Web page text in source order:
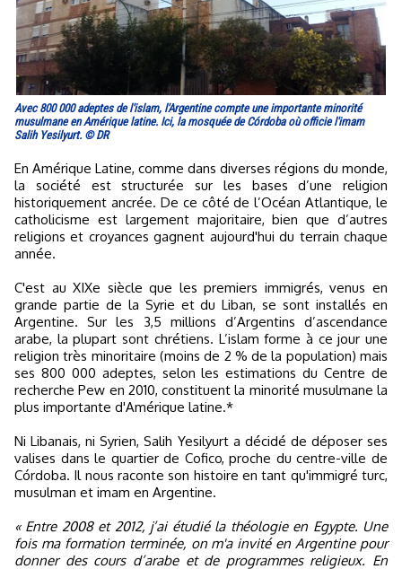
Avec 800 000 adeptes de l'islam, l'Argentine compte une importante minorité
musulmane en Amérique latine. Ici, la mosquée de Córdoba où officie l'imam
Salih Yesilyurt. © DR
En Amérique Latine, comme dans diverses régions du monde,
la société est structurée sur les bases d’une religion
historiquement ancrée. De ce côté de l’Océan Atlantique, le
catholicisme est largement majoritaire, bien que d’autres
religions et croyances gagnent aujourd'hui du terrain chaque
année.
C'est au XIXe siècle que les premiers immigrés, venus en
grande partie de la Syrie et du Liban, se sont installés en
Argentine. Sur les 3,5 millions d’Argentins d’ascendance
arabe, la plupart sont chrétiens. L’islam forme à ce jour une
religion très minoritaire (moins de 2 % de la population) mais
ses 800 000 adeptes, selon les estimations du Centre de
recherche Pew en 2010, constituent la minorité musulmane la
plus importante d'Amérique latine.*
Ni Libanais, ni Syrien, Salih Yesilyurt a décidé de déposer ses
valises dans le quartier de Cofico, proche du centre-ville de
Córdoba. Il nous raconte son histoire en tant qu'immigré turc,
musulman et imam en Argentine.
« Entre 2008 et 2012, j’ai étudié la théologie en Egypte. Une
fois ma formation terminée, on m'a invité en Argentine pour
donner des cours d’arabe et de programmes religieux. En